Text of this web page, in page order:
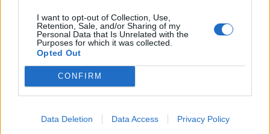
I want to opt-out of Collection, Use,
Retention, Sale, and/or Sharing of my
Personal Data that Is Unrelated with the
Purposes for which it was collected.
Opted Out
CONFIRM
Data Deletion Data Access Privacy Policy
Νάουσα:Με 2 ταινίες συνεχίζεται ο κινηματογράφος
Πέμπτη, 6 Αυγούστου 2026 11:30 ΠΜ